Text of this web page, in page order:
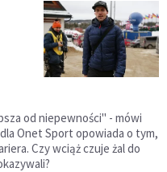
od niepewności" - mówi
Onet Sport opowiada o tym,
Czy wciąż czuje żal do